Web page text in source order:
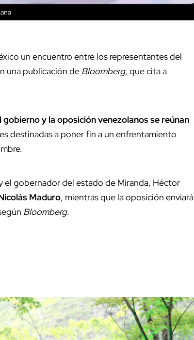
un encuentro entre los representantes del
una publicación de Bloomberg, que cita a
y la oposición venezolanos se reúnan
destinadas a poner fin a un enfrentamiento
el gobernador del estado de Miranda, Héctor
Maduro, mientras que la oposición enviará
Bloomberg.